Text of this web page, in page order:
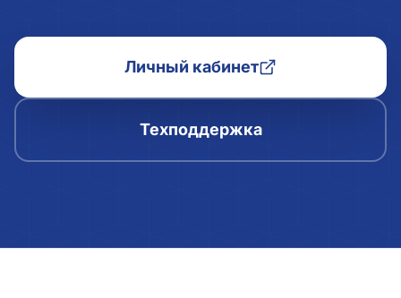
Личный кабинет
Техподдержка